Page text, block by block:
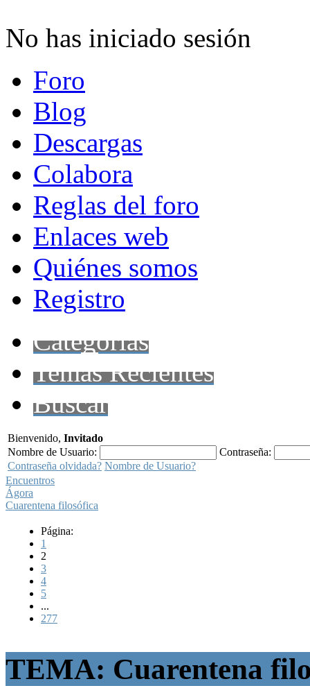
No has iniciado sesión
Foro
Blog
Descargas
Colabora
Reglas del foro
Enlaces web
Quiénes somos
Registro
Categorías
Temas Recientes
Buscar
Bienvenido, Invitado
Nombre de Usuario:
Contraseña:
Contraseña olvidada? Nombre de Usuario?
Encuentros
Ágora
Cuarentena filosófica
Página:
1
2
3
4
5
...
277
TEMA: Cuarentena